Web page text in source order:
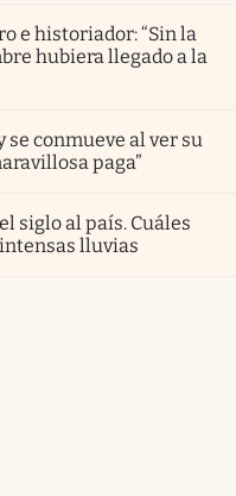
e historiador: “Sin la
hubiera llegado a la
se conmueve al ver su
paga”
siglo al país. Cuáles
lluvias